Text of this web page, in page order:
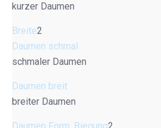
kurzer Daumen
Breite2
Daumen schmal
schmaler Daumen
Daumen breit
breiter Daumen